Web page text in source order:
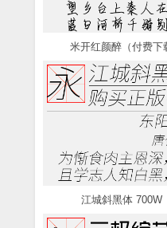
米开红颜醉（付费下
江城斜黑体 700W